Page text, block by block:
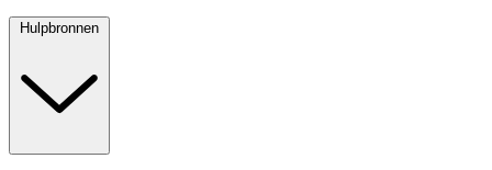
Hulpbronnen